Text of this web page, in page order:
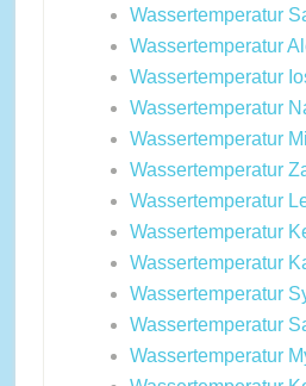
Wassertemperatur
Wassertemperatur
Wassertemperatur
Wassertemperatur
Wassertemperatur
Wassertemperatur
Wassertemperatur
Wassertemperatur
Wassertemperatur
Wassertemperatur
Wassertemperatur
Wassertemperatur